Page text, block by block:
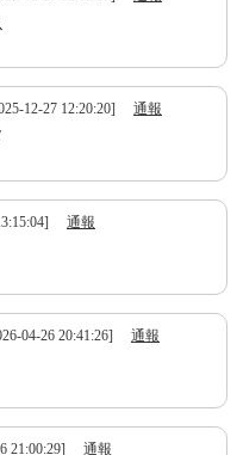
12-27 12:20:20] 通報
通報
04-26 20:41:26] 通報
21:00:29] 通報